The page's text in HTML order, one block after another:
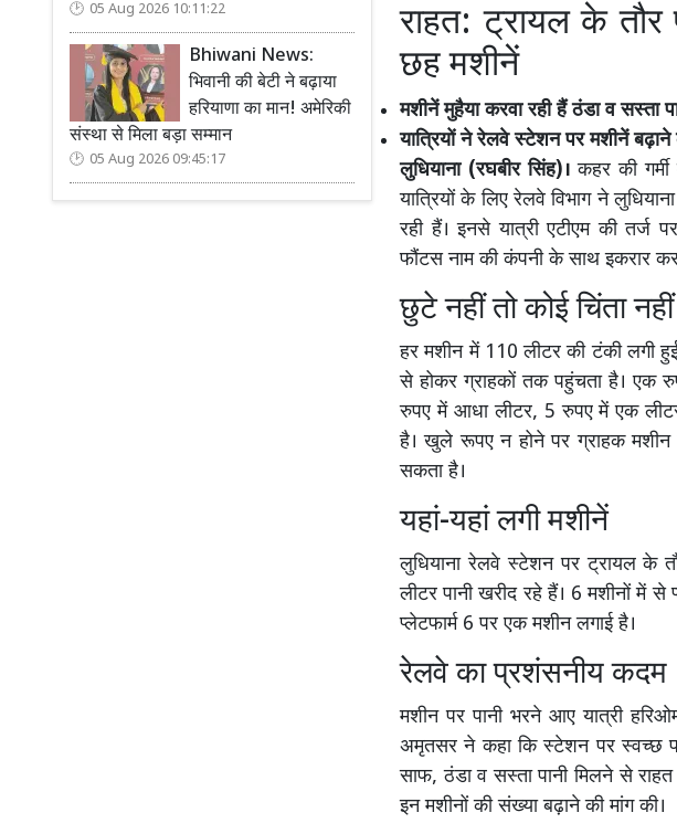
05 Aug 2026 10:11:22
Bhiwani News:
भिवानी की बेटी ने बढ़ाया
हरियाणा का मान! अमेरिकी
संस्था से मिला बड़ा सम्मान
05 Aug 2026 09:45:17
राहत: ट्रायल के
छह मशीनें
मशीनें मुहैया करवा रही हैं ठंडा व सस्ता
यात्रियों ने रेलवे स्टेशन पर मशीनें बढ़ाने
लुधियाना (रघबीर सिंह)। कहर की
यात्रियों के लिए रेलवे विभाग ने
रही हैं। इनसे यात्री एटीएम की
फौंटस नाम की कंपनी के साथ इकरार
छुटे नहीं तो कोई चिंता नहीं
हर मशीन में 110 लीटर की टंकी लगी
से होकर ग्राहकों तक पहुंचता है। एक
रुपए में आधा लीटर, 5 रुपए में एक
है। खुले रूपए न होने पर ग्राहक
सकता है।
यहां-यहां लगी मशीनें
लुधियाना रेलवे स्टेशन पर ट्रायल के
लीटर पानी खरीद रहे हैं। 6 मशीनों में
प्लेटफार्म 6 पर एक मशीन लगाई है।
रेलवे का प्रशंसनीय कदम
मशीन पर पानी भरने आए यात्री
अमृतसर ने कहा कि स्टेशन पर स्वच्छ
साफ, ठंडा व सस्ता पानी मिलने से
इन मशीनों की संख्या बढ़ाने की मांग की।